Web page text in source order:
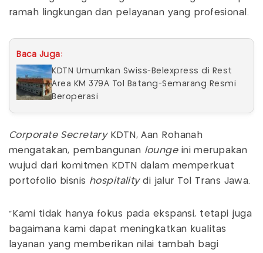
ramah lingkungan dan pelayanan yang profesional.
Baca Juga:
KDTN Umumkan Swiss-Belexpress di Rest
Area KM 379A Tol Batang-Semarang Resmi
Beroperasi
Corporate SecretaryKDTN, Aan Rohanah
mengatakan, pembangunan lounge ini merupakan
wujud dari komitmen KDTN dalam memperkuat
portofolio bisnis hospitalitydi jalur Tol Trans Jawa.
"Kami tidak hanya fokus pada ekspansi, tetapi juga
bagaimana kami dapat meningkatkan kualitas
layanan yang memberikan nilai tambah bagi